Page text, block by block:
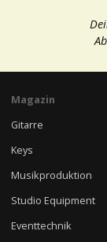
Magazin
Gitarre
Keys
Musikproduktion
Studio Equipment
Eventtechnik